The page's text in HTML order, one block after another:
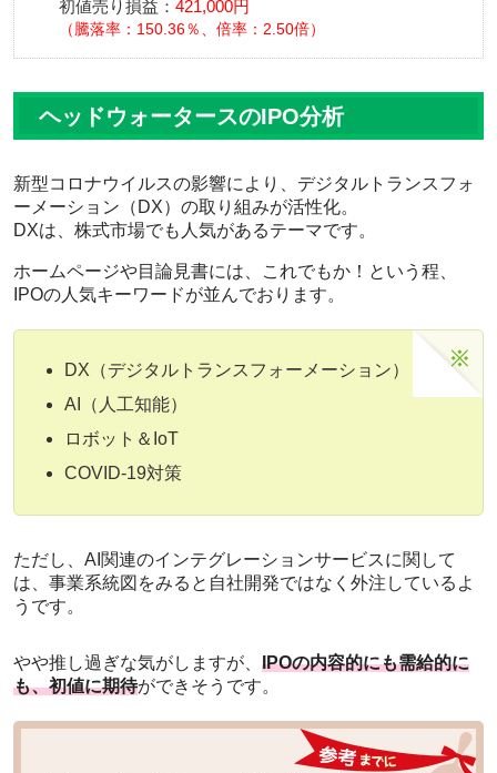
初値売り損益： 421,000円
騰落率：150.36％、倍率：2.50倍
ヘッドウォータースのIPO分析
新型コロナウイルスの影響により、デジタルトランスフォ
ーメーション（DX）の取り組みが活性化。
DXは、株式市場でも人気があるテーマです。
ホームページや目論見書には、これでもか！という程、
IPOの人気キーワードが並んでおります。
DX（デジタルトランスフォーメーション）
AI（人工知能）
ロボット＆IoT
COVID-19対策
ただし、AI関連のインテグレーションサービスに関して
は、事業系統図をみると自社開発ではなく外注しているよ
うです。
やや推し過ぎな気がしますが、 IPOの内容的にも需給的に
も、初値に期待ができそうです。